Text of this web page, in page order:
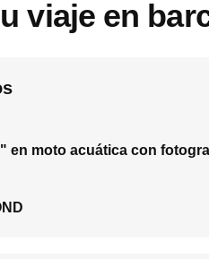
viaje en
en moto acuática con